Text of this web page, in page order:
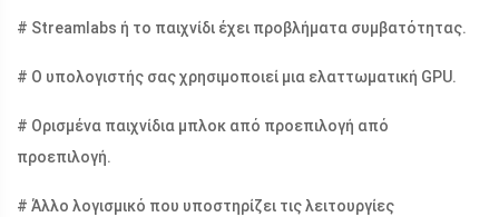
# Streamlabs ή το παιχνίδι έχει προβλήματα συμβατότητας.
# Ο υπολογιστής σας χρησιμοποιεί μια ελαττωματική GPU.
# Ορισμένα παιχνίδια μπλοκ από προεπιλογή από
προεπιλογή.
# Άλλο λογισμικό που υποστηρίζει τις λειτουργίες